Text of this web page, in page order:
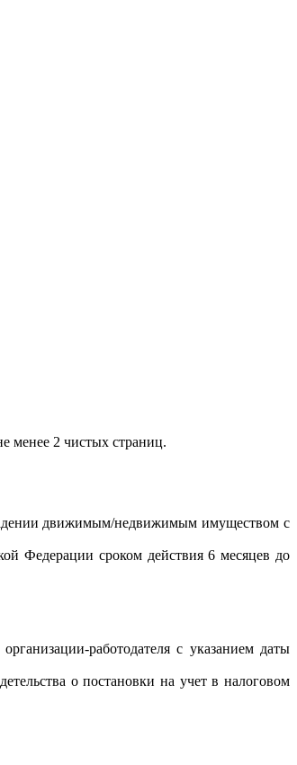
менее 2 чистых страниц.
движимым/недвижимым имуществом с
Федерации сроком действия 6 месяцев до
работодателя с указанием даты
о постановки на учет в налоговом